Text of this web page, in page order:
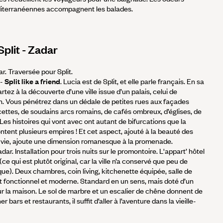
accompagnent les balades.
- Zadar
Traversée pour Split.
Split like a friend. Lucia est de Split, et elle parle français. En sa
à la découverte d’une ville issue d’un palais, celui de
Vous pénétrez dans un dédale de petites rues aux façades
de soudains arcs romains, de cafés ombreux, d’églises, de
histoires qui vont avec ont autant de bifurcations que la
plusieurs empires ! Et cet aspect, ajouté à la beauté des
ajoute une dimension romanesque à la promenade.
Installation pour trois nuits sur le promontoire. L'appart’ hôtel
qui est plutôt original, car la ville n’a conservé que peu de
Deux chambres, coin living, kitchenette équipée, salle de
fonctionnel et moderne. Standard en un sens, mais doté d’un
la maison. Le sol de marbre et un escalier de chêne donnent de
bars et restaurants, il suffit d’aller à l’aventure dans la vieille-